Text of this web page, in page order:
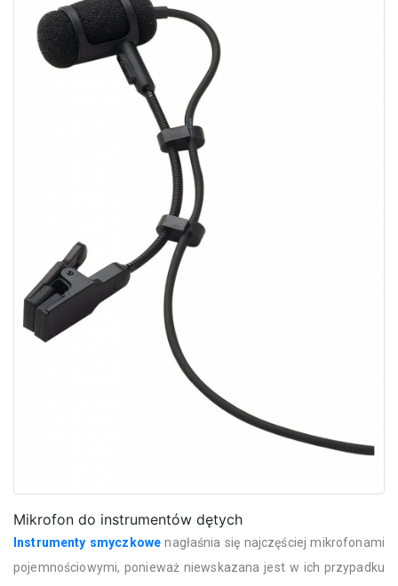
Mikrofon do instrumentów dętych
Instrumenty smyczkowe nagłaśnia się najczęściej mikrofonami
pojemnościowymi, ponieważ niewskazana jest w ich przypadku